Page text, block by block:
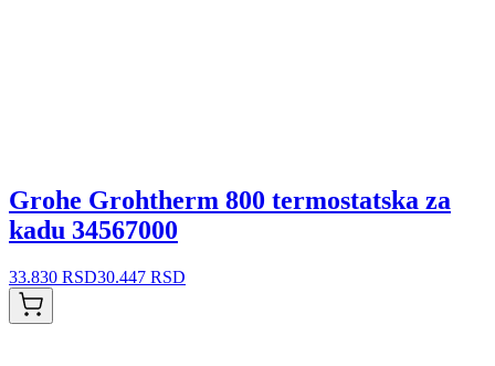
Grohe Grohtherm 800 termostatska za
kadu 34567000
33.830 RSD30.447 RSD